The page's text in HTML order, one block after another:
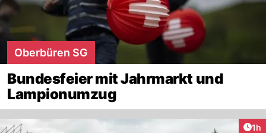
Oberbüren SG
Bundesfeier mit Jahrmarkt und
Lampionumzug
1h